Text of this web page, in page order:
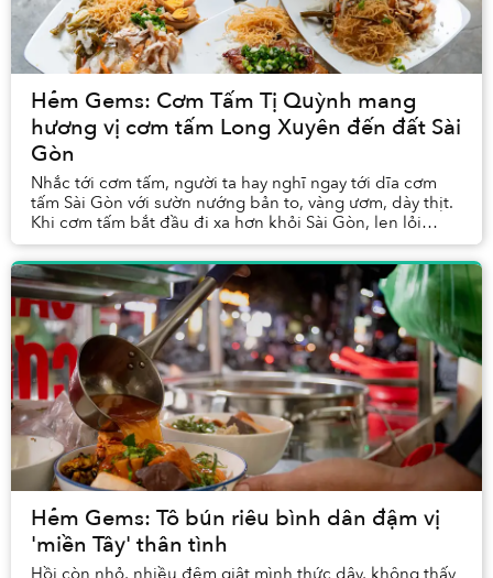
Hẻm Gems: Cơm Tấm Tị Quỳnh mang
hương vị cơm tấm Long Xuyên đến đất Sài
Gòn
Nhắc tới cơm tấm, người ta hay nghĩ ngay tới dĩa cơm
tấm Sài Gòn với sườn nướng bản to, vàng ươm, dày thịt.
Khi cơm tấm bắt đầu đi xa hơn khỏi Sài Gòn, len lỏi
xuống miền Tây, nó cũng dần biến hình ch...
Hẻm Gems: Tô bún riêu bình dân đậm vị
'miền Tây' thân tình